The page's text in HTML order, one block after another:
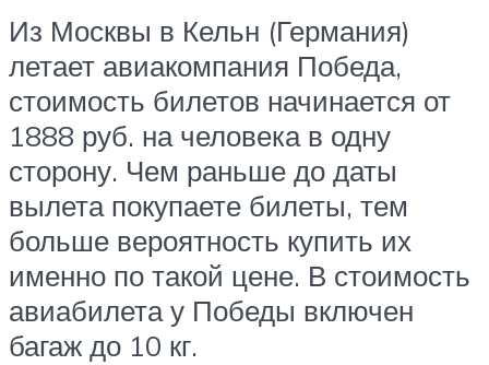
Из Москвы в Кельн (Германия)
летает авиакомпания Победа,
стоимость билетов начинается от
1888 руб. на человека в одну
сторону. Чем раньше до даты
вылета покупаете билеты, тем
больше вероятность купить их
именно по такой цене. В стоимость
авиабилета у Победы включен
багаж до 10 кг.